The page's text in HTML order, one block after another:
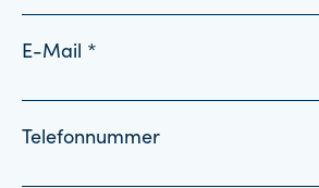
E-Mail *
Telefonnummer